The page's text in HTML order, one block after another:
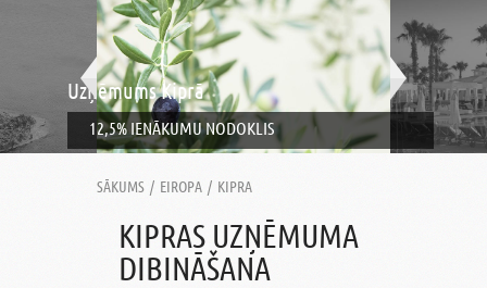
Uzņēmums Kiprā
12,5% IENĀKUMU NODOKLIS
SĀKUMS / EIROPA / KIPRA
KIPRAS UZŅĒMUMA
DIBINĀŠANA